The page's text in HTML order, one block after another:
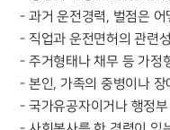
- 과거 운전경력, 벌점은 어
- 직업과 운전면허의 관련
- 주거형태나 채무 등 가정
- 본인, 가족의 중병이나 장
- 국가유공자이거나 행정